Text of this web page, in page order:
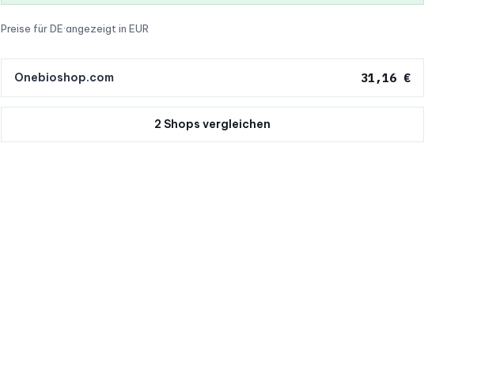
Preise für DE·angezeigt in EUR
Onebioshop.com 31,16 €
2 Shops vergleichen